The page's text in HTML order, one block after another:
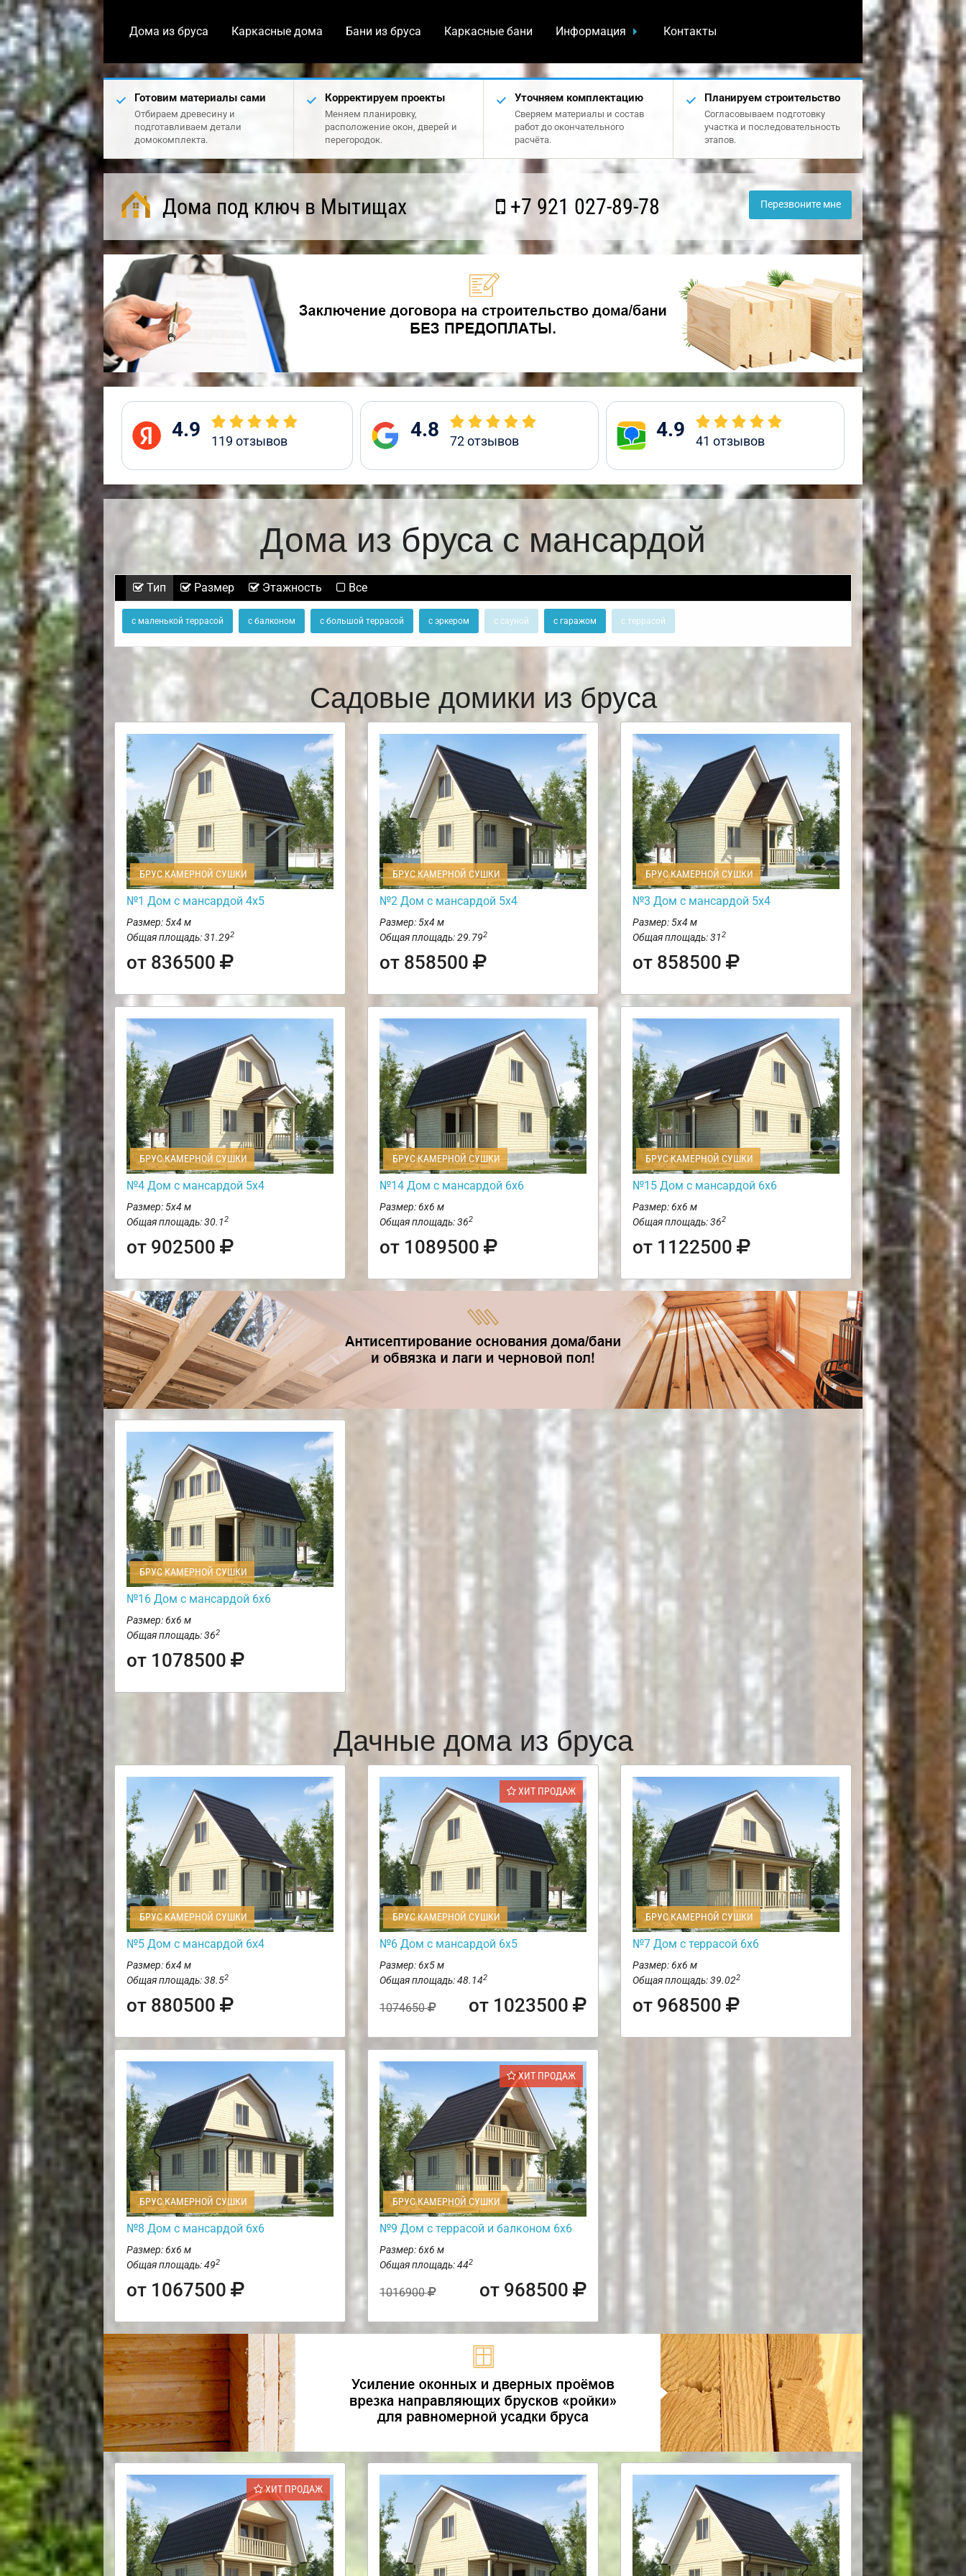
Дома из бруса Каркасные дома Бани из бруса Каркасные бани Информация Контакты
Готовим материалы сами
Отбираем древесину и
подготавливаем детали
домокомплекта.
Корректируем проекты
Меняем планировку,
расположение окон, дверей и
перегородок.
Уточняем комплектацию
Сверяем материалы и состав
работ до окончательного
расчёта.
Планируем строительство
Согласовываем подготовку
участка и последовательность
этапов.
Дома под ключ в Мытищах +7 921 027-89-78 Перезвоните мне
4.9 119 отзывов 4.8 72отзывов 4.9 41 отзывов
Дома из бруса с мансардой
Тип Размер Этажность Все
с маленькой террасой с балконом с большой террасой с эркером с сауной с гаражом с террасой
Садовые домики из бруса
БРУС КАМЕРНОЙ СУШКИ
№1 Дом с мансардой 4х5
Размер: 5х4 м
Общая площадь: 31.292
от 836500
БРУС КАМЕРНОЙ СУШКИ
№2 Дом с мансардой 5х4
Размер: 5х4 м
Общая площадь: 29.792
от 858500
БРУС КАМЕРНОЙ СУШКИ
№3 Дом с мансардой 5х4
Размер: 5х4 м
Общая площадь: 312
от 858500
БРУС КАМЕРНОЙ СУШКИ
№4 Дом с мансардой 5х4
Размер: 5х4 м
Общая площадь: 30.12
от 902500
БРУС КАМЕРНОЙ СУШКИ
№14 Дом с мансардой 6х6
Размер: 6х6 м
Общая площадь: 362
от 1089500
БРУС КАМЕРНОЙ СУШКИ
№15 Дом с мансардой 6х6
Размер: 6х6 м
Общая площадь: 362
от 1122500
БРУС КАМЕРНОЙ СУШКИ
№16 Дом с мансардой 6х6
Размер: 6х6 м
Общая площадь: 362
от 1078500
Дачные дома из бруса
БРУС КАМЕРНОЙ СУШКИ
№5 Дом с мансардой 6х4
Размер: 6х4 м
Общая площадь: 38.52
от 880500
ХИТ ПРОДАЖ
БРУС КАМЕРНОЙ СУШКИ
№6 Дом с мансардой 6х5
Размер: 6х5 м
Общая площадь: 48.142
1074650 от 1023500
БРУС КАМЕРНОЙ СУШКИ
№7 Дом с террасой 6х6
Размер: 6х6 м
Общая площадь: 39.022
от 968500
БРУС КАМЕРНОЙ СУШКИ
№8 Дом с мансардой 6х6
Размер: 6х6 м
Общая площадь: 492
от 1067500
ХИТ ПРОДАЖ
БРУС КАМЕРНОЙ СУШКИ
№9 Дом с террасой и балконом 6х6
Размер: 6х6 м
Общая площадь: 442
1016900 от 968500
ХИТ ПРОДАЖ